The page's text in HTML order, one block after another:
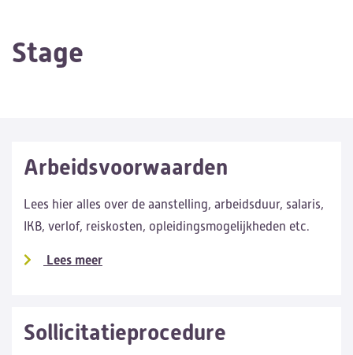
Stage
Arbeidsvoorwaarden
Lees hier alles over de aanstelling, arbeidsduur, salaris,
IKB, verlof, reiskosten, opleidingsmogelijkheden etc.
Lees meer
Sollicitatieprocedure